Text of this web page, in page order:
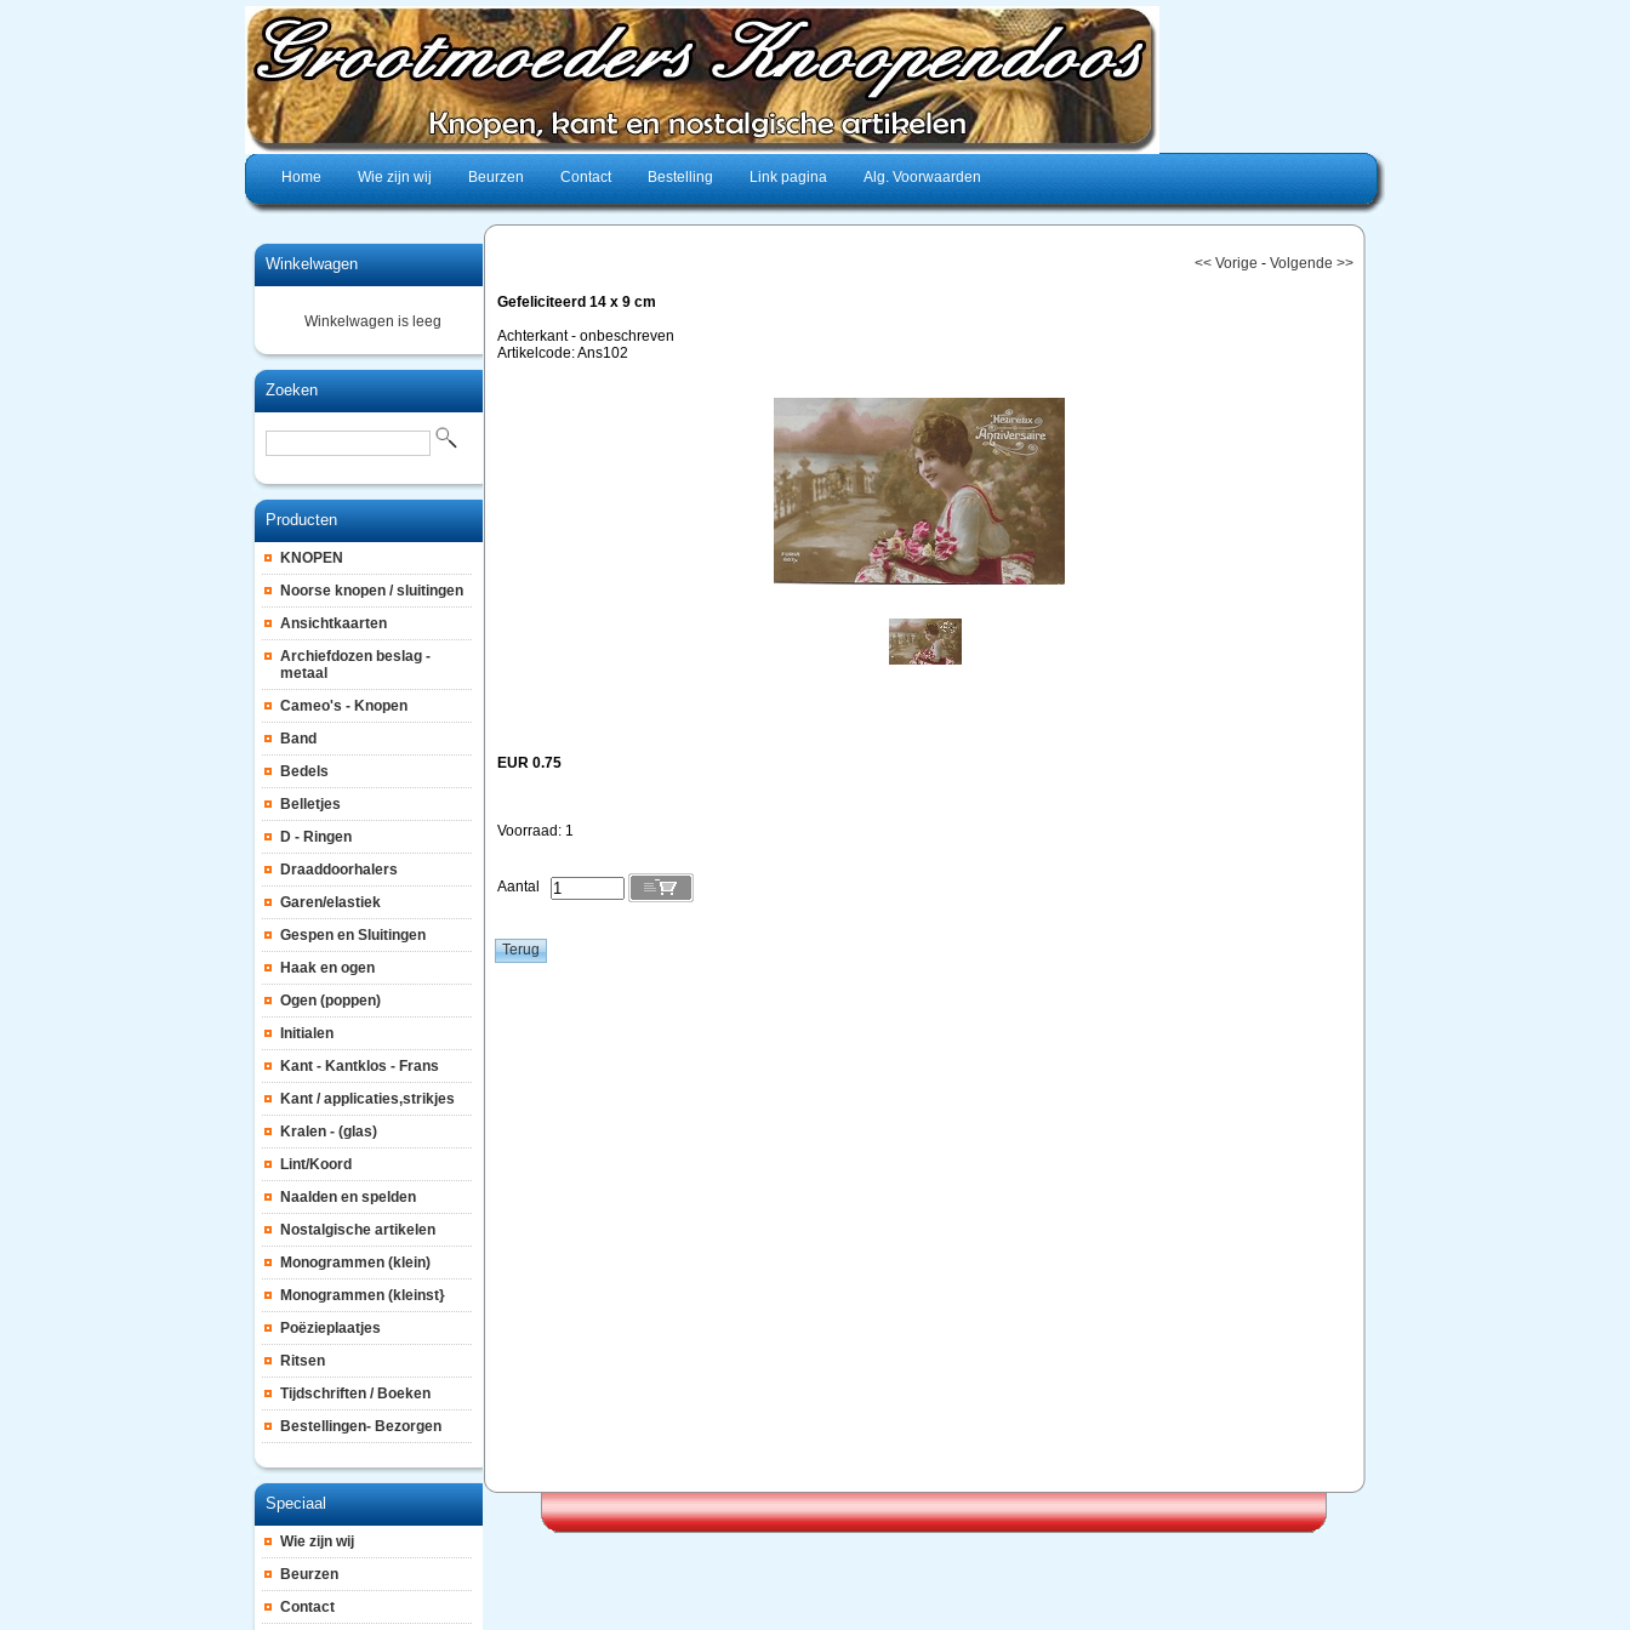
Home Wie zijn wij Beurzen Contact Bestelling Link pagina Alg. Voorwaarden
Winkelwagen
Winkelwagen is leeg
Zoeken
Producten
KNOPEN
Noorse knopen / sluitingen
Ansichtkaarten
Archiefdozen beslag -
metaal
Cameo's - Knopen
Band
Bedels
Belletjes
D - Ringen
Draaddoorhalers
Garen/elastiek
Gespen en Sluitingen
Haak en ogen
Ogen (poppen)
Initialen
Kant - Kantklos - Frans
Kant / applicaties,strikjes
Kralen - (glas)
Lint/Koord
Naalden en spelden
Nostalgische artikelen
Monogrammen (klein)
Monogrammen (kleinst}
Poëzieplaatjes
Ritsen
Tijdschriften / Boeken
Bestellingen- Bezorgen
Speciaal
Wie zijn wij
Beurzen
Contact
<< Vorige - Volgende >>
Gefeliciteerd 14 x 9 cm
Achterkant - onbeschreven
Artikelcode: Ans102
EUR 0.75
Voorraad: 1
Aantal